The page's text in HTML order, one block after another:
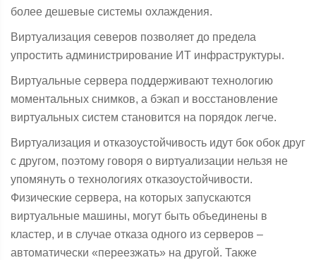
более дешевые системы охлаждения.
Виртуализация северов позволяет до предела
упростить администрирование ИТ инфраструктуры.
Виртуальные сервера поддерживают технологию
моментальных снимков, а бэкап и восстановление
виртуальных систем становится на порядок легче.
Виртуализация и отказоустойчивость идут бок обок друг
с другом, поэтому говоря о виртуализации нельзя не
упомянуть о технологиях отказоустойчивости.
Физические сервера, на которых запускаются
виртуальные машины, могут быть объединены в
кластер, и в случае отказа одного из серверов –
автоматически «переезжать» на другой. Также